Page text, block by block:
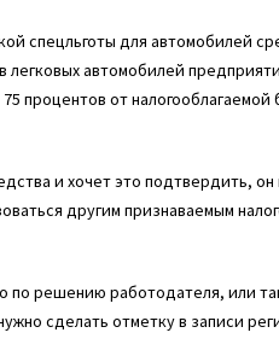
спецльготы для автомобилей
автомобилей
процентов от налогооблагаемой
и хочет это подтвердить,
другим признаваемым
по решению работодателя, или
сделать отметку в записи